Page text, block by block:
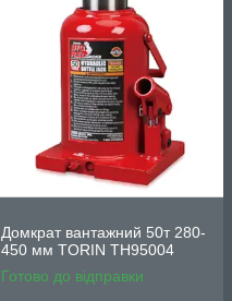
Домкрат вантажний 50т 280-
450 мм TORIN TH95004
Готово до відправки